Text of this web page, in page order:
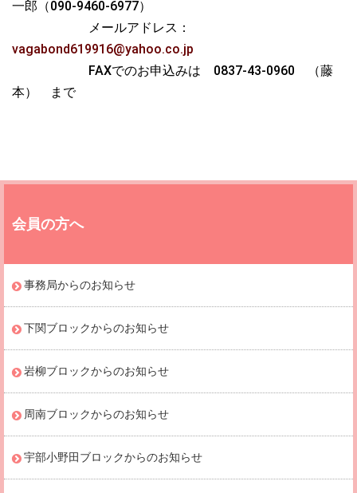
一郎（090-9460-6977）
メールアドレス：
vagabond619916@yahoo.co.jp
FAXでのお申込みは 0837-43-0960 （藤
本） まで
会員の方へ
事務局からのお知らせ
下関ブロックからのお知らせ
岩柳ブロックからのお知らせ
周南ブロックからのお知らせ
宇部小野田ブロックからのお知らせ